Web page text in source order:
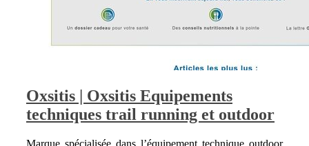
Oxsitis | Oxsitis Equipements
techniques trail running et outdoor
Marque spécialisée dans l’équipement technique outdoor